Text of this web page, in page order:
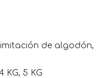
de algodón,
5 KG